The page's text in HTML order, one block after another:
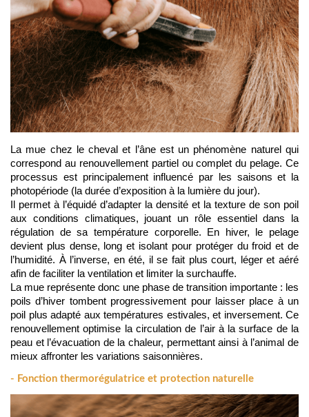
La mue chez le cheval et l’âne est un phénomène naturel qui
correspond au renouvellement partiel ou complet du pelage. Ce
processus est principalement influencé par les saisons et la
photopériode (la durée d’exposition à la lumière du jour).
Il permet à l’équidé d’adapter la densité et la texture de son poil
aux conditions climatiques, jouant un rôle essentiel dans la
régulation de sa température corporelle. En hiver, le pelage
devient plus dense, long et isolant pour protéger du froid et de
l’humidité. À l’inverse, en été, il se fait plus court, léger et aéré
afin de faciliter la ventilation et limiter la surchauffe.
La mue représente donc une phase de transition importante : les
poils d’hiver tombent progressivement pour laisser place à un
poil plus adapté aux températures estivales, et inversement. Ce
renouvellement optimise la circulation de l’air à la surface de la
peau et l’évacuation de la chaleur, permettant ainsi à l’animal de
mieux affronter les variations saisonnières.
- Fonction thermorégulatrice et protection naturelle